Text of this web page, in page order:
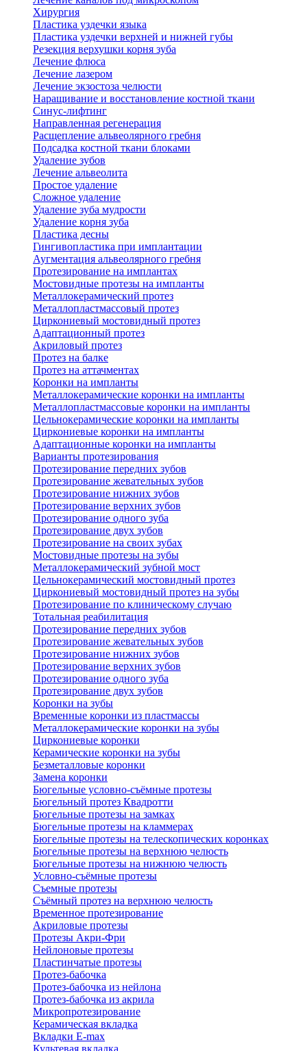
Хирургия
Пластика уздечки языка
Пластика уздечки верхней и нижней губы
Резекция верхушки корня зуба
Лечение флюса
Лечение лазером
Лечение экзостоза челюсти
Наращивание и восстановление костной ткани
Синус-лифтинг
Направленная регенерация
Расщепление альвеолярного гребня
Подсадка костной ткани блоками
Удаление зубов
Лечение альвеолита
Простое удаление
Сложное удаление
Удаление зуба мудрости
Удаление корня зуба
Пластика десны
Гингивопластика при имплантации
Аугментация альвеолярного гребня
Протезирование на имплантах
Мостовидные протезы на импланты
Металлокерамический протез
Металлопластмассовый протез
Циркониевый мостовидный протез
Адаптационный протез
Акриловый протез
Протез на балке
Протез на аттачментах
Коронки на импланты
Металлокерамические коронки на импланты
Металлопластмассовые коронки на импланты
Цельнокерамические коронки на импланты
Циркониевые коронки на импланты
Адаптационные коронки на импланты
Варианты протезирования
Протезирование передних зубов
Протезирование жевательных зубов
Протезирование нижних зубов
Протезирование верхних зубов
Протезирование одного зуба
Протезирование двух зубов
Протезирование на своих зубах
Мостовидные протезы на зубы
Металлокерамический зубной мост
Цельнокерамический мостовидный протез
Циркониевый мостовидный протез на зубы
Протезирование по клиническому случаю
Тотальная реабилитация
Протезирование передних зубов
Протезирование жевательных зубов
Протезирование нижних зубов
Протезирование верхних зубов
Протезирование одного зуба
Протезирование двух зубов
Коронки на зубы
Временные коронки из пластмассы
Металлокерамические коронки на зубы
Циркониевые коронки
Керамические коронки на зубы
Безметалловые коронки
Замена коронки
Бюгельные условно-съёмные протезы
Бюгельный протез Квадротти
Бюгельные протезы на замках
Бюгельные протезы на кламмерах
Бюгельные протезы на телескопических коронках
Бюгельные протезы на верхнюю челюсть
Бюгельные протезы на нижнюю челюсть
Условно-съёмные протезы
Съемные протезы
Съёмный протез на верхнюю челюсть
Временное протезирование
Акриловые протезы
Протезы Акри-Фри
Нейлоновые протезы
Пластинчатые протезы
Протез-бабочка
Протез-бабочка из нейлона
Протез-бабочка из акрила
Микропротезирование
Керамическая вкладка
Вкладки E-max
Культевая вкладка